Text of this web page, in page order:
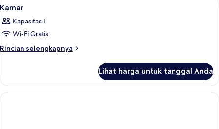
semua
foto
untuk
Kamar
1
Kamar
Kapasitas 1
Wi-Fi Gratis
Rincian selengkapnya
Rincian
Kamar
Lihat harga untuk tanggal Anda